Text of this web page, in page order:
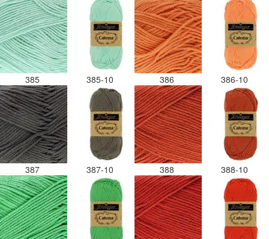
385 385-10 386 386-10
387 387-10 388 388-10